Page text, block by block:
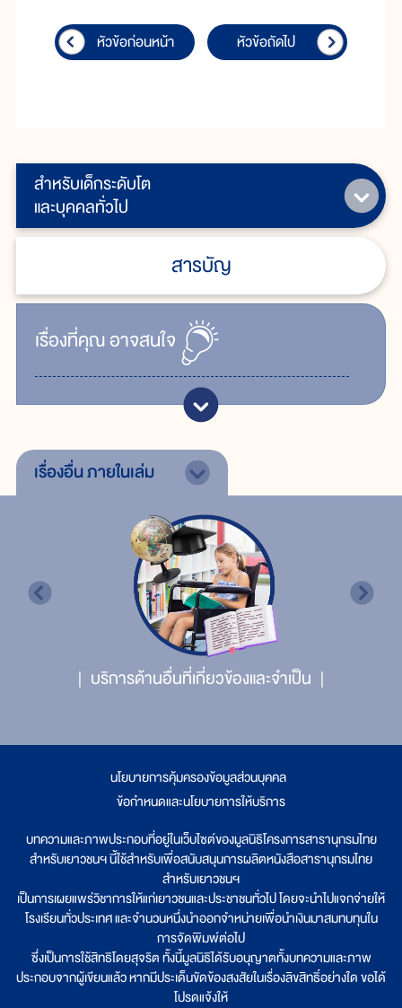
สำหรับเด็กระดับโต
และบุคคลทั่วไป
สารบัญ
เรื่ิองที่คุณอาจสนใจ
หัวข้อก่อนหน้า หัวข้อถัดไป
เรื่องอื่นภายในเล่ม
บริการด้านอื่นที่เกี่ยวข้องและจำเป็น
นโยบายการคุ้มครองข้อมูลส่วนบุคคล
ข้อกำหนดและนโยบายการให้บริการ
บทความและภาพประกอบที่อยู่ในเว็บไซต์ของมูลนิธิโครงการสารานุกรมไทย
สำหรับเยาวชนฯ นี้ใช้สำหรับเพื่อสนับสนุนการผลิตหนังสือสารานุกรมไทย
สำหรับเยาวชนฯ
เป็นการเผยแพร่วิชาการให้แก่เยาวชนและประชาชนทั่วไป โดยจะนำไปแจกจ่ายให้
โรงเรียนทั่วประเทศ และจำนวนหนึ่งนำออกจำหน่ายเพื่อนำเงินมาสมทบทุนใน
การจัดพิมพ์ต่อไป
ซึ่งเป็นการใช้สิทธิโดยสุจริต ทั้งนี้มูลนิธิได้รับอนุญาตทั้งบทความและภาพ
ประกอบจากผู้เขียนแล้ว หากมีประเด็นขัดข้องสงสัยในเรื่องลิขสิทธิ์อย่างใด ขอได้
โปรดแจ้งให้